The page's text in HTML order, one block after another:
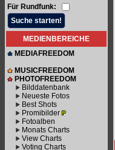
Für Rundfunk:
MEDIENBEREICHE
MEDIAFREEDOM
MUSICFREEDOM
PHOTOFREEDOM
Bilddatenbank
Neueste Fotos
Best Shots
Promibilder
Fotoalben
Monats Charts
View Charts
Voting Charts